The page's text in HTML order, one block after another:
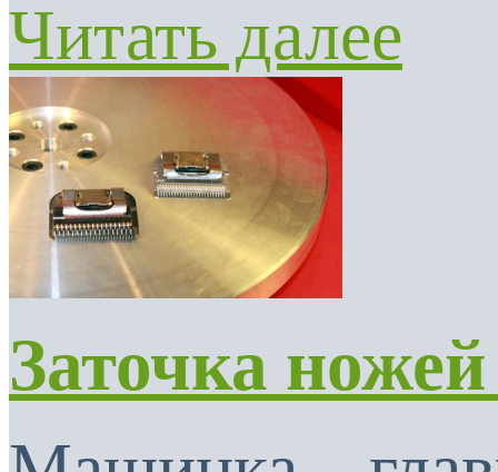
Читать далее
Заточка